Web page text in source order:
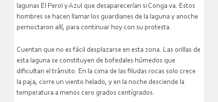
lagunas El Perol y Azul que desaparecerían si Conga va. Estos
hombres se hacen llamar los guardianes de la laguna y anoche
pernoctaron allí, para continuar hoy con su protesta.
Cuentan que no es fácil desplazarse en esta zona. Las orillas de
esta laguna se constituyen de bofedales húmedos que
dificultan el tránsito. En la cima de las filudas rocas solo crece
la paja, corre un viento helado, y en la noche desciende la
temperatura a menos cero grados centígrados.